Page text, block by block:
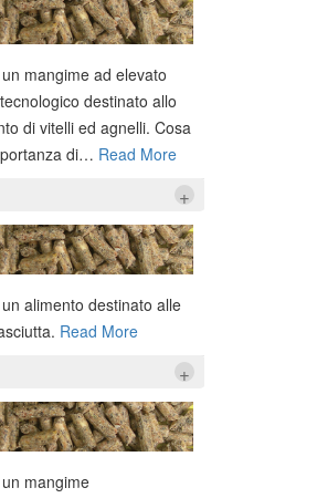
mangime ad elevato
destinato allo
di vitelli ed agnelli. Cosa
di… Read More
+
alimento destinato alle
Read More
+
mangime